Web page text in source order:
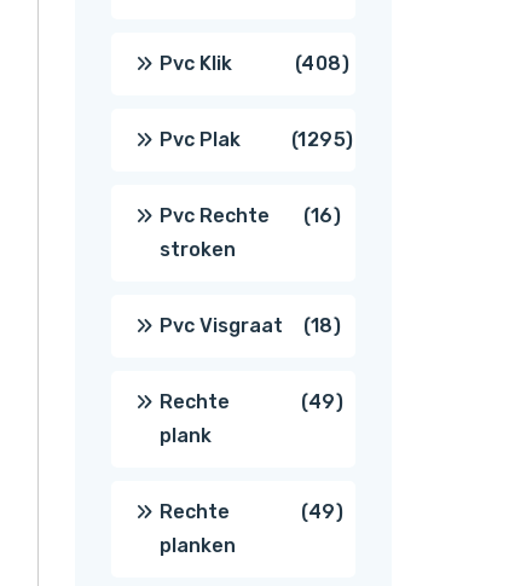
producten
Pvc Klik 408408
producten
Pvc Plak 12951295
Pvc Rechte
stroken
1616
Pvc Visgraat 1818
producten
Rechte
plank
4949
Rechte
planken
4949